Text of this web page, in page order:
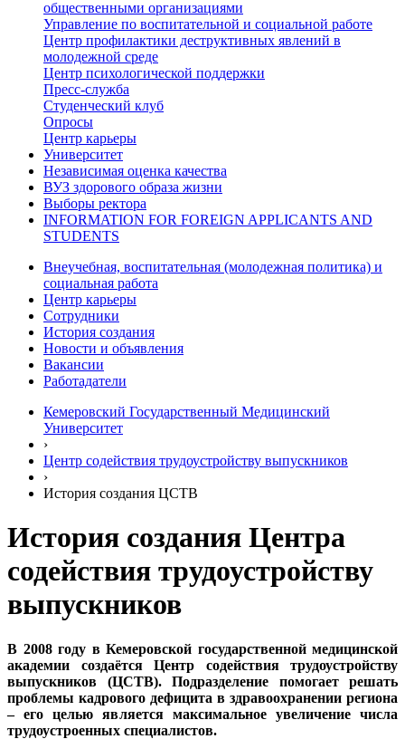
общественными организациями
Управление по воспитательной и социальной работе
Центр профилактики деструктивных явлений в
молодежной среде
Центр психологической поддержки
Пресс-служба
Студенческий клуб
Опросы
Центр карьеры
Университет
Независимая оценка качества
ВУЗ здорового образа жизни
Выборы ректора
INFORMATION FOR FOREIGN APPLICANTS AND
STUDENTS
Внеучебная, воспитательная (молодежная политика) и
социальная работа
Центр карьеры
Сотрудники
История создания
Новости и объявления
Вакансии
Работадатели
Кемеровский Государственный Медицинский
Университет
›
Центр содействия трудоустройству выпускников
›
История создания ЦСТВ
История создания Центра
содействия трудоустройству
выпускников
В 2008 году в Кемеровской государственной медицинской
академии создаётся Центр содействия трудоустройству
выпускников (ЦСТВ). Подразделение помогает решать
проблемы кадрового дефицита в здравоохранении региона
– его целью является максимальное увеличение числа
трудоустроенных специалистов.